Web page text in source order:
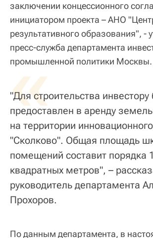
заключении концессионного
инициатором проекта – АНО
результативного образования", -
пресс-служба департамента
промышленной политики Москвы.
«
"Для строительства инвестору
предоставлен в аренду
на территории
"Сколково". Общая площадь
помещений составит порядка
квадратных метров", –
руководитель департамента
Прохоров.
По данным департамента, в